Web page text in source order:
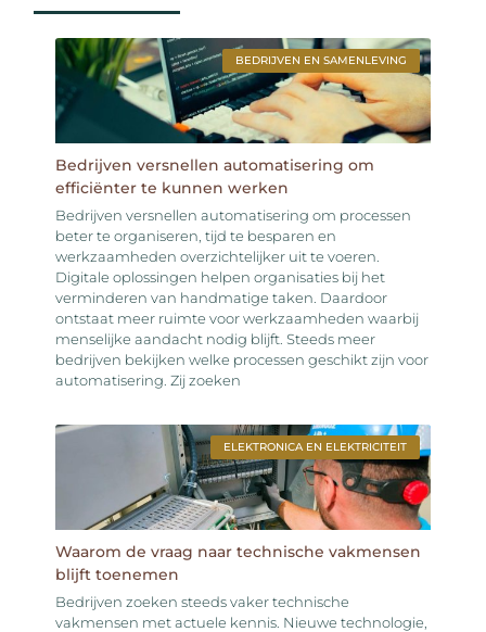
BEDRIJVEN EN SAMENLEVING
Bedrijven versnellen automatisering om
efficiënter te kunnen werken
Bedrijven versnellen automatisering om processen
beter te organiseren, tijd te besparen en
werkzaamheden overzichtelijker uit te voeren.
Digitale oplossingen helpen organisaties bij het
verminderen van handmatige taken. Daardoor
ontstaat meer ruimte voor werkzaamheden waarbij
menselijke aandacht nodig blijft. Steeds meer
bedrijven bekijken welke processen geschikt zijn voor
automatisering. Zij zoeken
ELEKTRONICA EN ELEKTRICITEIT
Waarom de vraag naar technische vakmensen
blijft toenemen
Bedrijven zoeken steeds vaker technische
vakmensen met actuele kennis. Nieuwe technologie,